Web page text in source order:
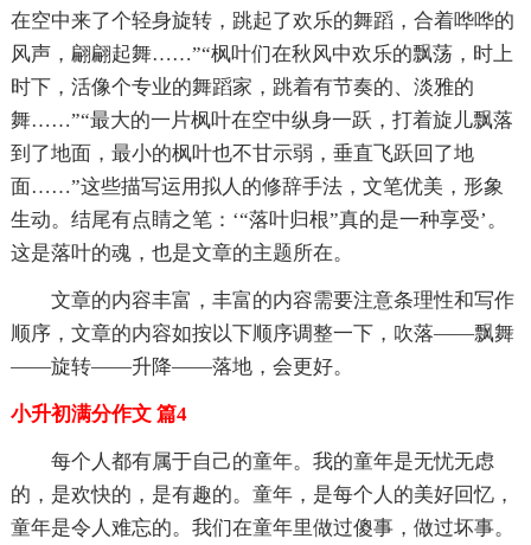
在空中来了个轻身旋转，跳起了欢乐的舞蹈，合着哗哗的
风声，翩翩起舞……”“枫叶们在秋风中欢乐的飘荡，时上
时下，活像个专业的舞蹈家，跳着有节奏的、淡雅的
舞……”“最大的一片枫叶在空中纵身一跃，打着旋儿飘落
到了地面，最小的枫叶也不甘示弱，垂直飞跃回了地
面……”这些描写运用拟人的修辞手法，文笔优美，形象
生动。结尾有点睛之笔：‘“落叶归根”真的是一种享受’。
这是落叶的魂，也是文章的主题所在。
文章的内容丰富，丰富的内容需要注意条理性和写作
顺序，文章的内容如按以下顺序调整一下，吹落——飘舞
——旋转——升降——落地，会更好。
小升初满分作文 篇4
每个人都有属于自己的童年。我的童年是无忧无虑
的，是欢快的，是有趣的。童年，是每个人的美好回忆，
童年是令人难忘的。我们在童年里做过傻事，做过坏事。